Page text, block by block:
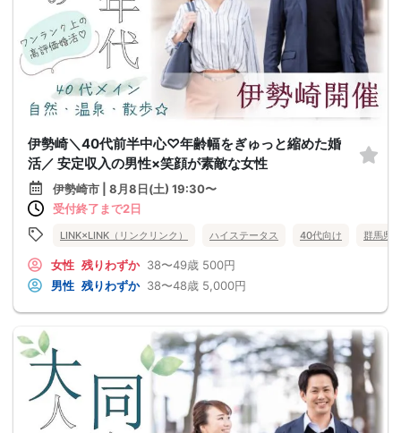
伊勢崎＼40代前半中心♡年齢幅をぎゅっと縮めた婚
活／ 安定収入の男性×笑顔が素敵な女性
伊勢崎市 | 8月8日(土) 19:30〜
受付終了まで2日
LINK×LINK（リンクリンク） ハイステータス 40代向け 群馬県
女性 残りわずか 38〜49歳 500円
男性 残りわずか 38〜48歳 5,000円